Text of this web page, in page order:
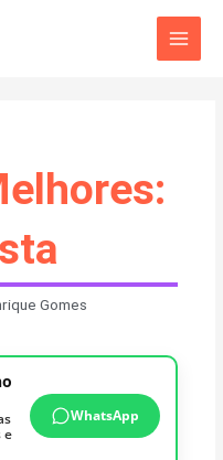
Main
Gomes
e
WhatsApp